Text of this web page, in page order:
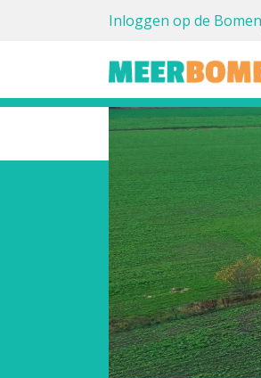
Inloggen op de